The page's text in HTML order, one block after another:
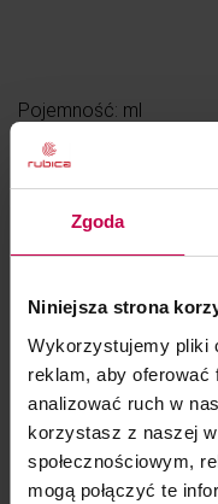
Zgoda
Niniejsza strona
Wykorzystujemy pliki
reklam, aby oferować
analizować ruch w
korzystasz z naszej
społecznościowym,
mogą połączyć te
Pojemność: ml
cena:3,00 zł
Zamów do firmy
Standardowa
Darmowa
Zwrot 14 dni